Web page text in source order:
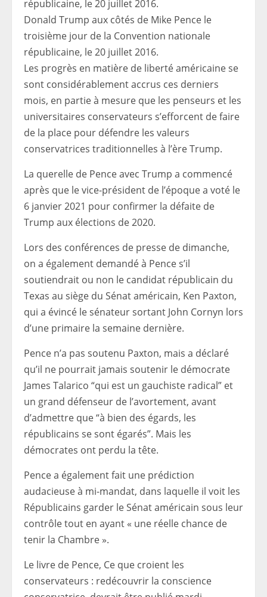
Donald Trump aux côtés de Mike Pence le
troisième jour de la Convention nationale
républicaine, le 20 juillet 2016.
Les progrès en matière de liberté américaine se
sont considérablement accrus ces derniers
mois, en partie à mesure que les penseurs et les
universitaires conservateurs s’efforcent de faire
de la place pour défendre les valeurs
conservatrices traditionnelles à l’ère Trump.
La querelle de Pence avec Trump a commencé
après que le vice-président de l’époque a voté le
6 janvier 2021 pour confirmer la défaite de
Trump aux élections de 2020.
Lors des conférences de presse de dimanche,
on a également demandé à Pence s’il
soutiendrait ou non le candidat républicain du
Texas au siège du Sénat américain, Ken Paxton,
qui a évincé le sénateur sortant John Cornyn lors
d’une primaire la semaine dernière.
Pence n’a pas soutenu Paxton, mais a déclaré
qu’il ne pourrait jamais soutenir le démocrate
James Talarico “qui est un gauchiste radical” et
un grand défenseur de l’avortement, avant
d’admettre que “à bien des égards, les
républicains se sont égarés”. Mais les
démocrates ont perdu la tête.
Pence a également fait une prédiction
audacieuse à mi-mandat, dans laquelle il voit les
Républicains garder le Sénat américain sous leur
contrôle tout en ayant « une réelle chance de
tenir la Chambre ».
Le livre de Pence, Ce que croient les
conservateurs : redécouvrir la conscience